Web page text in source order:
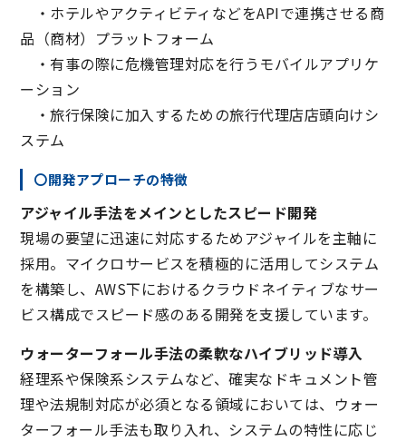
・ホテルやアクティビティなどをAPIで連携させる商
品（商材）プラットフォーム
・有事の際に危機管理対応を行うモバイルアプリケ
ーション
・旅行保険に加入するための旅行代理店店頭向けシ
ステム
〇開発アプローチの特徴
アジャイル手法をメインとしたスピード開発
現場の要望に迅速に対応するためアジャイルを主軸に
採用。マイクロサービスを積極的に活用してシステム
を構築し、AWS下におけるクラウドネイティブなサー
ビス構成でスピード感のある開発を支援しています。
ウォーターフォール手法の柔軟なハイブリッド導入
経理系や保険系システムなど、確実なドキュメント管
理や法規制対応が必須となる領域においては、ウォー
ターフォール手法も取り入れ、システムの特性に応じ